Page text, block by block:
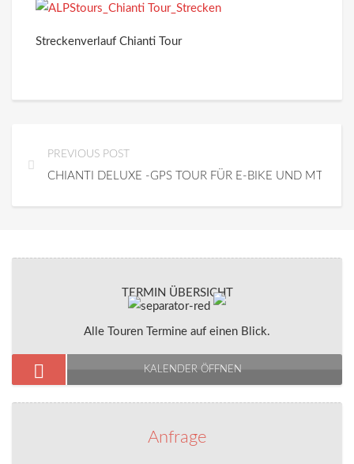
Streckenverlauf Chianti Tour
PREVIOUS POST
CHIANTI DELUXE -GPS TOUR FÜR E-BIKE UND MTB
TERMIN ÜBERSICHT
Alle Touren Termine auf einen Blick.
KALENDER ÖFFNEN
Anfrage